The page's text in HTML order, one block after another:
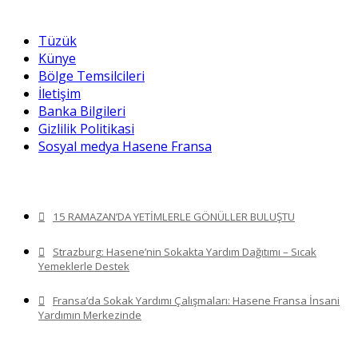
Tüzük
Künye
Bölge Temsilcileri
İletişim
Banka Bilgileri
Gizlilik Politikasi
Sosyal medya Hasene Fransa
15 RAMAZAN’DA YETİMLERLE GÖNÜLLER BULUŞTU
Strazburg: Hasene’nin Sokakta Yardım Dağıtımı – Sıcak
Yemeklerle Destek
Fransa’da Sokak Yardımı Çalışmaları: Hasene Fransa İnsani
Yardımın Merkezinde